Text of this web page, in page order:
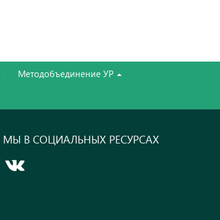
Методобъединение УР
МЫ В СОЦИАЛЬНЫХ РЕСУРСАХ